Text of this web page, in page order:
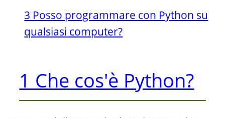
3 Posso programmare con Python su
qualsiasi computer?
1 Che cos'è Python?